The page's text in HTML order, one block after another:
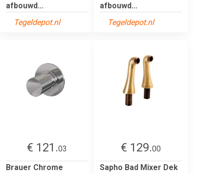
afbouwd...
Tegeldepot.nl
afbouwd...
Tegeldepot.nl
€ 121.03
Brauer Chrome
€ 129.00
Sapho Bad Mixer Dek